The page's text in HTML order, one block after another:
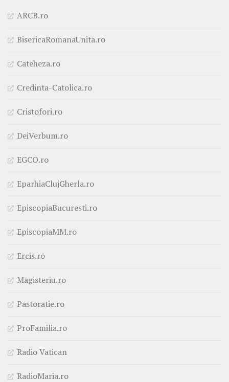
ARCB.ro
BisericaRomanaUnita.ro
Cateheza.ro
Credinta-Catolica.ro
Cristofori.ro
DeiVerbum.ro
EGCO.ro
EparhiaClujGherla.ro
EpiscopiaBucuresti.ro
EpiscopiaMM.ro
Ercis.ro
Magisteriu.ro
Pastoratie.ro
ProFamilia.ro
Radio Vatican
RadioMaria.ro